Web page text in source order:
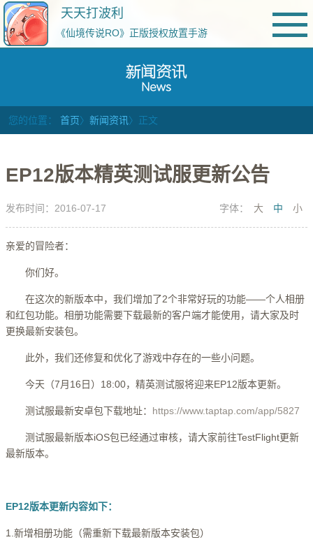
天天打波利
《仙境传说RO》正版授权放置手游
您的位置： 首页〉 新闻资讯 〉正文
EP12版本精英测试服更新公告
发布时间：2016-07-17 字体： 大 中 小
亲爱的冒险者：
你们好。
在这次的新版本中，我们增加了2个非常好玩的功能——个人相册
和红包功能。相册功能需要下载最新的客户端才能使用，请大家及时
更换最新安装包。
此外，我们还修复和优化了游戏中存在的一些小问题。
今天（7月16日）18:00，精英测试服将迎来EP12版本更新。
测试服最新安卓包下载地址： https://www.taptap.com/app/5827
测试服最新版本iOS包已经通过审核，请大家前往TestFlight更新
最新版本。
EP12版本更新内容如下：
1.新增相册功能（需重新下载最新版本安装包）